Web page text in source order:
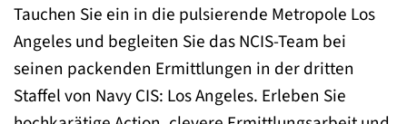
Tauchen Sie ein in die pulsierende Metropole Los
Angeles und begleiten Sie das NCIS-Team bei
seinen packenden Ermittlungen in der dritten
Staffel von Navy CIS: Los Angeles. Erleben Sie